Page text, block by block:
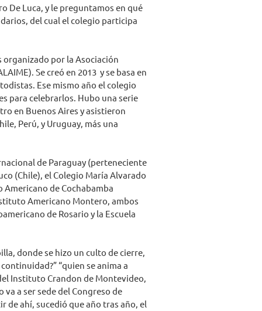
De Luca, y le preguntamos en qué
del cual el colegio participa
por la Asociación
Se creó en 2013 y se basa en
Ese mismo año el colegio
para celebrarlos. Hubo una serie
en Buenos Aires y asistieron
Perú, y Uruguay, más una
de Paraguay (perteneciente
(Chile), el Colegio María Alvarado
de Cochabamba
Americano Montero, ambos
de Rosario y la Escuela
donde se hizo un culto de cierre,
“quien se anima a
Instituto Crandon de Montevideo,
va a ser sede del Congreso de
de ahí, sucedió que año tras año, el